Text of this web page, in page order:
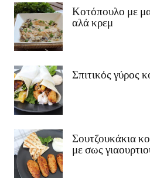
Κοτόπουλο με
αλά κρεμ
Σπιτικός γύρος
Σουτζουκάκια
με σως